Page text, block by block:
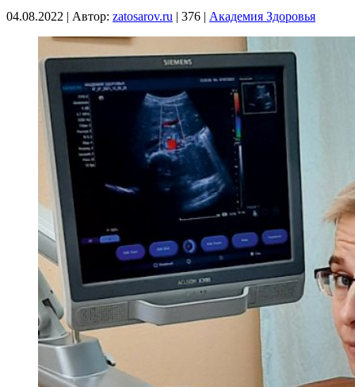
04.08.2022 | Автор: zatosarov.ru | 376 | Академия Здоровья